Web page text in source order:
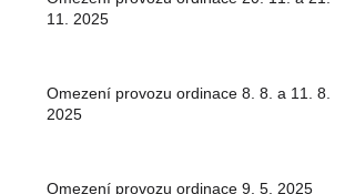
11. 2025
Omezení provozu ordinace 8. 8. a 11. 8.
2025
Omezení provozu ordinace 9. 5. 2025